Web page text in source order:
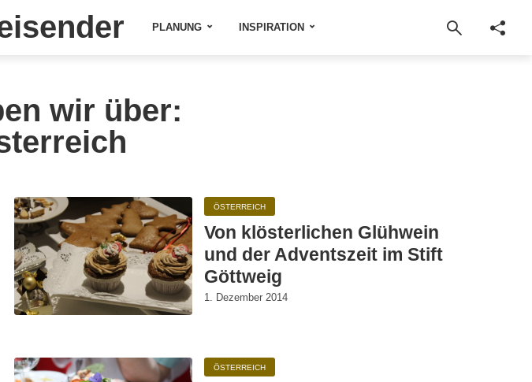
PLANUNG INSPIRATION
wir über:
ÖSTERREICH
Von klösterlichen Glühwein
und der Adventszeit im Stift
Göttweig
1. Dezember 2014
ÖSTERREICH